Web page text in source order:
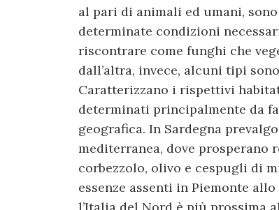
al pari di animali ed umani,
determinate condizioni
riscontrare come funghi che
dall’altra, invece, alcuni tipi
Caratterizzano i rispettivi
determinati principalmente da
geografica. In Sardegna
mediterranea, dove prosperano
corbezzolo, olivo e cespugli di
essenze assenti in Piemonte
l’Italia del Nord è più prossima